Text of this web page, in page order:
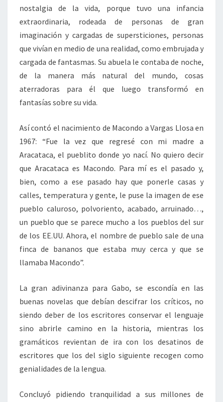
nostalgia de la vida, porque tuvo una infancia
extraordinaria, rodeada de personas de gran
imaginación y cargadas de supersticiones, personas
que vivían en medio de una realidad, como embrujada y
cargada de fantasmas. Su abuela le contaba de noche,
de la manera más natural del mundo, cosas
aterradoras para él que luego transformó en
fantasías sobre su vida.
Así contó el nacimiento de Macondo a Vargas Llosa en
1967: “Fue la vez que regresé con mi madre a
Aracataca, el pueblito donde yo nací. No quiero decir
que Aracataca es Macondo. Para mí es el pasado y,
bien, como a ese pasado hay que ponerle casas y
calles, temperatura y gente, le puse la imagen de ese
pueblo caluroso, polvoriento, acabado, arruinado…,
un pueblo que se parece mucho a los pueblos del sur
de los EE.UU. Ahora, el nombre de pueblo sale de una
finca de bananos que estaba muy cerca y que se
llamaba Macondo”.
La gran adivinanza para Gabo, se escondía en las
buenas novelas que debían descifrar los críticos, no
siendo deber de los escritores conservar el lenguaje
sino abrirle camino en la historia, mientras los
gramáticos revientan de ira con los desatinos de
escritores que los del siglo siguiente recogen como
genialidades de la lengua.
Concluyó pidiendo tranquilidad a sus millones de